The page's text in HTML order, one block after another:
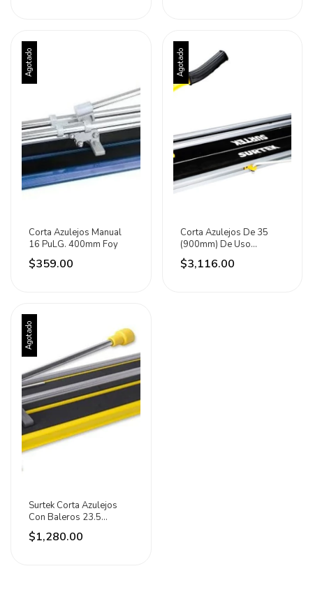
Agotado
Corta Azulejos Manual
16 PuLG. 400mm Foy
$359.00
Agotado
Corta Azulejos De 35
(900mm) De Uso
Profesional Surtek C /vc
$3,116.00
Agotado
Surtek Corta Azulejos
Con Baleros 23.5
(600mm) Surtek
$1,280.00